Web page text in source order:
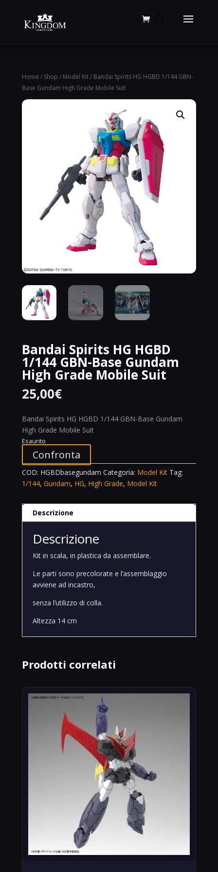
Home / Shop / Model Kit/ Bandai Spirits HG HGBD 1/144 GBN-
Base Gundam High Grade Mobile Suit
Bandai Spirits HG HGBD
1/144 GBN-Base Gundam
High Grade Mobile Suit
25,00€
Bandai Spirits HG HGBD 1/144 GBN-Base Gundam
High Grade Mobile Suit
Esaurito
Confronta
COD: HGBDbasegundam Categoria: Model Kit Tag:
1/144, Gundam, HG, High Grade, Model Kit
Descrizione
Descrizione
Kit in scala, in plastica da assemblare.
Le parti sono precolorate e l’assemblaggio
avviene ad incastro,
senza l’utilizzo di colla.
Altezza 14 cm
Prodotti correlati